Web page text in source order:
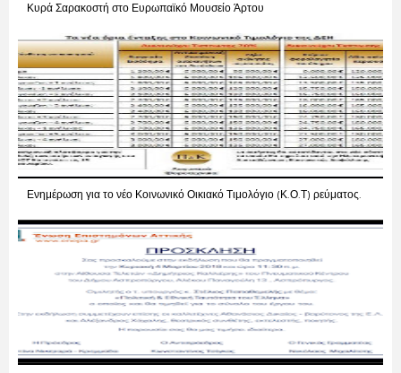
Κυρά Σαρακοστή στο Ευρωπαϊκό Μουσείο Άρτου
Ενημέρωση για το νέο Κοινωνικό Οικιακό Τιμολόγιο (Κ.Ο.Τ) ρεύματος.